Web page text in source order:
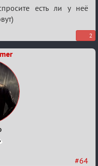
есть ли у неё
2
#64